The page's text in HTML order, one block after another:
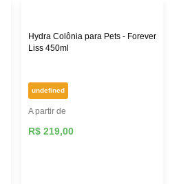
Hydra Colônia para Pets - Forever
Liss 450ml
undefined
A partir de
R$ 219,00